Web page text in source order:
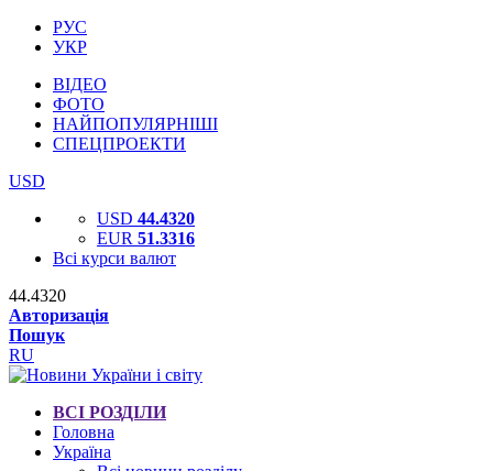
РУС
УКР
ВІДЕО
ФОТО
НАЙПОПУЛЯРНІШІ
СПЕЦПРОЕКТИ
USD
USD 44.4320
EUR 51.3316
Всі курси валют
44.4320
Авторизація
Пошук
RU
ВСІ РОЗДІЛИ
Головна
Україна